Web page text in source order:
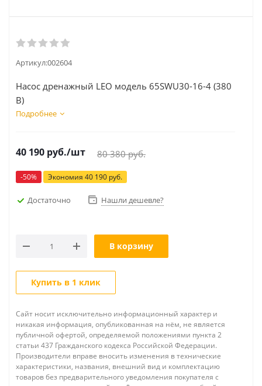
Артикул:002604
Насос дренажный LEO модель 65SWU30-16-4 (380
В)
Подробнее
40 190 руб./шт 80 380руб.
-50% Экономия 40 190 руб.
Достаточно Нашли дешевле?
В корзину
Купить в 1 клик
Сайт носит исключительно информационный характер и
никакая информация, опубликованная на нём, не является
публичной офертой, определяемой положениями пункта 2
статьи 437 Гражданского кодекса Российской Федерации.
Производители вправе вносить изменения в технические
характеристики, названия, внешний вид и комплектацию
товаров без предварительного уведомления покупателя с